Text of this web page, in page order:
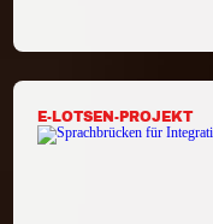
E-LOTSEN-PROJEKT